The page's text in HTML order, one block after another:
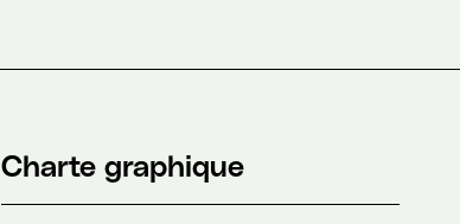
Charte graphique